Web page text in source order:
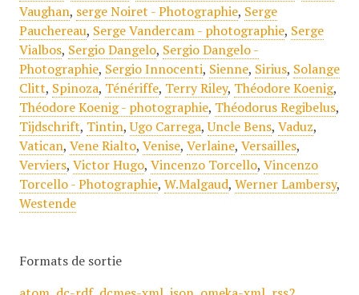
Vaughan, serge Noiret - Photographie, Serge
Pauchereau, Serge Vandercam - photographie, Serge
Vialbos, Sergio Dangelo, Sergio Dangelo -
Photographie, Sergio Innocenti, Sienne, Sirius, Solange
Clitt, Spinoza, Ténériffe, Terry Riley, Théodore Koenig,
Théodore Koenig - photographie, Théodorus Regibelus,
Tijdschrift, Tintin,Ugo Carrega,Uncle Bens, Vaduz,
Vatican, Vene Rialto, Venise, Verlaine, Versailles,
Verviers, Victor Hugo, Vincenzo Torcello, Vincenzo
Torcello - Photographie, W.Malgaud, Werner Lambersy,
Westende
Formats de sortie